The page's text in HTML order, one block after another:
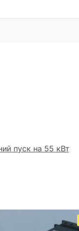
пуск на 55 кВт